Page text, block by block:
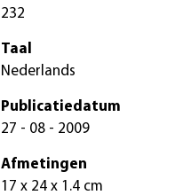
232
Taal
Nederlands
Publicatiedatum
27 - 08 - 2009
Afmetingen
17 x 24 x 1.4 cm